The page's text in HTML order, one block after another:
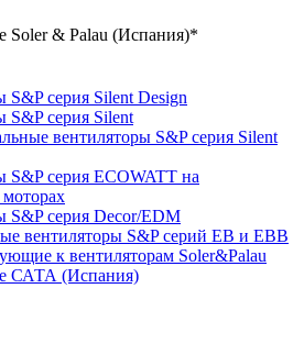
Soler & Palau (Испания)*
серия Silent Design
S&P серия Silent
вентиляторы S&P серия Silent
S&P серия ECOWATT на
S&P серия Decor/EDM
вентиляторы S&P серий EB и EBB
к вентиляторам Soler&Palau
САТА (Испания)